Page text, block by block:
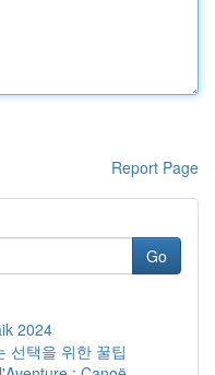
Report Page
Go
2024
선택을 위한 꿀팁